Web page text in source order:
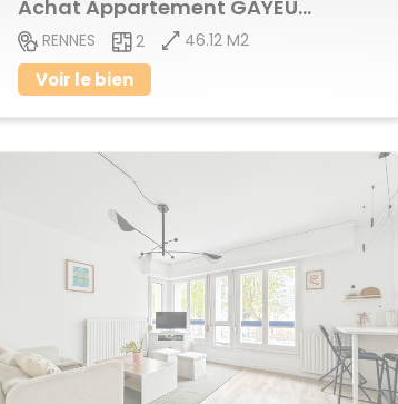
Achat Appartement GAYEULLES
RENNES 2 46.12 M2
Voir le bien